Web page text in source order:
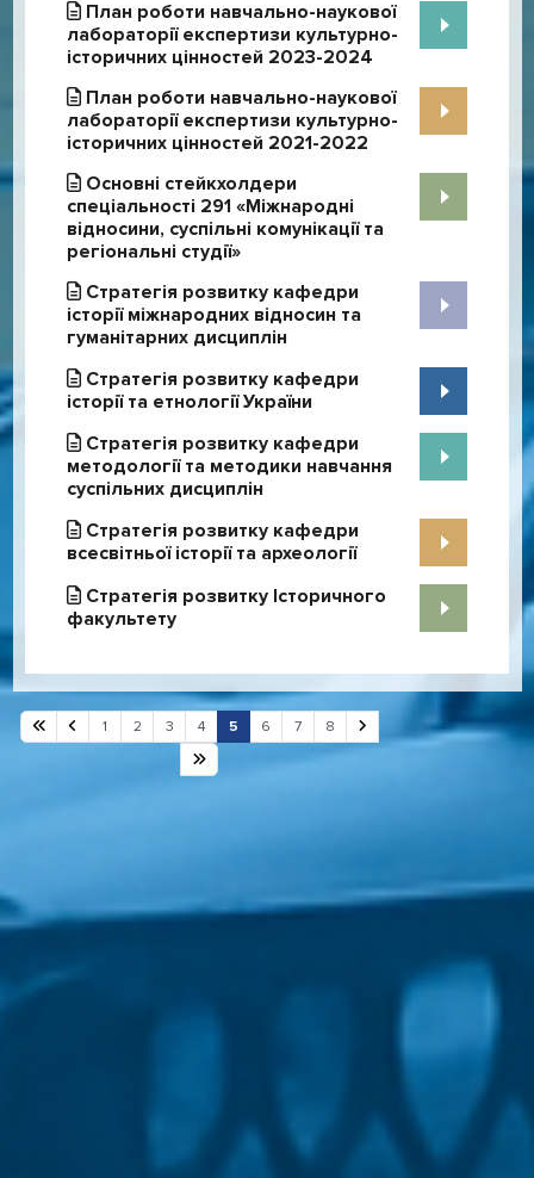
План роботи навчально-наукової
лабораторії експертизи культурно-
історичних цінностей 2023-2024
План роботи навчально-наукової
лабораторії експертизи культурно-
історичних цінностей 2021-2022
Основні стейкхолдери
спеціальності 291 «Міжнародні
відносини, суспільні комунікації та
регіональні студії»
Стратегія розвитку кафедри
історії міжнародних відносин та
гуманітарних дисциплін
Стратегія розвитку кафедри
історії та етнології України
Стратегія розвитку кафедри
методології та методики навчання
суспільних дисциплін
Стратегія розвитку кафедри
всесвітньої історії та археології
Стратегія розвитку Історичного
факультету
Сторінка 5 із 8
1 2 3 4 5 6 7 8